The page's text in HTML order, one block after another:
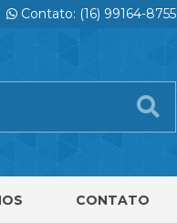
Contato: (16) 99164-8755
CONTATO